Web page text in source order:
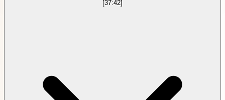
[37:42]